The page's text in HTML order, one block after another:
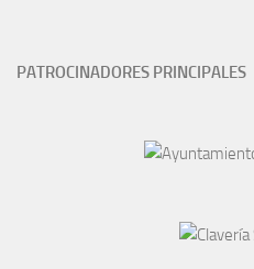
PATROCINADORES PRINCIPALES